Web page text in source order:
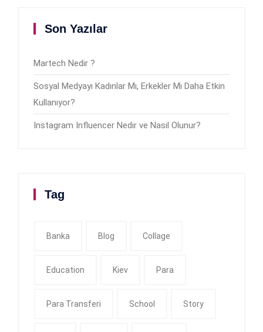
Son Yazılar
Martech Nedir ?
Sosyal Medyayı Kadınlar Mı, Erkekler Mi Daha Etkin
Kullanıyor?
Instagram Influencer Nedir ve Nasıl Olunur?
Tag
Banka Blog Collage
Education Kiev Para
Para Transferi School Story